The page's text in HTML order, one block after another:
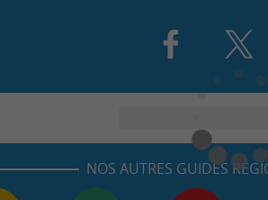
NOS AUTRES GUIDES